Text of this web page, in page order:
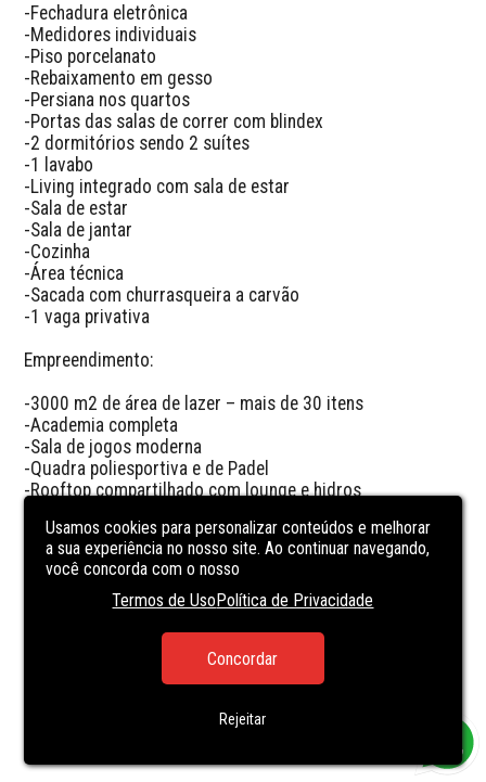
-Fechadura eletrônica
-Medidores individuais
-Piso porcelanato
-Rebaixamento em gesso
-Persiana nos quartos
-Portas das salas de correr com blindex
-2 dormitórios sendo 2 suítes
-1 lavabo
-Living integrado com sala de estar
-Sala de estar
-Sala de jantar
-Cozinha
-Área técnica
-Sacada com churrasqueira a carvão
-1 vaga privativa
Empreendimento:
-3000 m2 de área de lazer – mais de 30 itens
-Academia completa
-Sala de jogos moderna
-Quadra poliesportiva e de Padel
-Rooftop compartilhado com lounge e hidros
-Espaço Mulher
-Coworking
CARACTERÍSTICASDA UNIDADE
Usamos cookies para personalizar conteúdos e melhorar
a sua experiência no nosso site. Ao continuar navegando,
você concorda com o nosso
Termos de UsoPolítica de Privacidade
Concordar
Rejeitar